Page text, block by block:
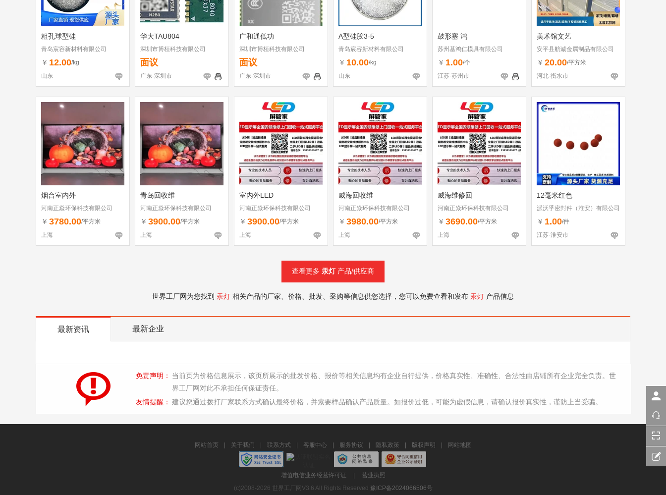
粗孔球型硅
青岛宸容新材料有限公司
￥ 12.00/kg
山东
华大TAU804
深圳市博桓科技有限公司
面议
广东-深圳市
广和通低功
深圳市博桓科技有限公司
面议
广东-深圳市
A型硅胶3-5
青岛宸容新材料有限公司
￥ 10.00/kg
山东
鼓形塞 鸿
苏州基鸿仁模具有限公司
￥ 1.00/个
江苏-苏州市
美术馆文艺
安平县航诚金属制品有限公司
￥ 20.00/平方米
河北-衡水市
烟台室内外
河南正焱环保科技有限公司
￥ 3780.00/平方米
上海
青岛回收维
河南正焱环保科技有限公司
￥ 3900.00/平方米
上海
室内外LED
河南正焱环保科技有限公司
￥ 3900.00/平方米
上海
威海回收维
河南正焱环保科技有限公司
￥ 3980.00/平方米
上海
威海维修回
河南正焱环保科技有限公司
￥ 3690.00/平方米
上海
12毫米红色
派沃孚密封件（淮安）有限公司
￥ 1.00/件
江苏-淮安市
查看更多 汞灯产品/供应商
世界工厂网为您找到 汞灯 相关产品的厂家、价格、批发、采购等信息供您选择，您可以免费查看和发布 汞灯 产品信息
最新资讯 最新企业
免责声明：
当前页为价格信息展示，该页所展示的批发价格、报价等相关信息均有企业自行提供，价格真实性、准确性、合法性由店铺所有企业完全负责。世
界工厂网对此不承担任何保证责任。
友情提醒： 建议您通过拨打厂家联系方式确认最终价格，并索要样品确认产品质量。如报价过低，可能为虚假信息，请确认报价真实性，谨防上当受骗。
网站首页 关于我们 联系方式 客服中心 服务协议 隐私政策 版权声明 网站地图
增值电信业务经营许可证
营业执照
(c)2008-2026 世界工厂网V3.6 All Rights Reserved 豫ICP备2024066506号